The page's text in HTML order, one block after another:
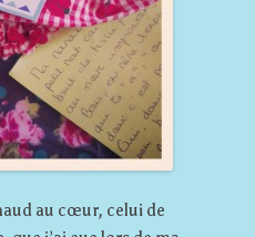
au cœur, celui de